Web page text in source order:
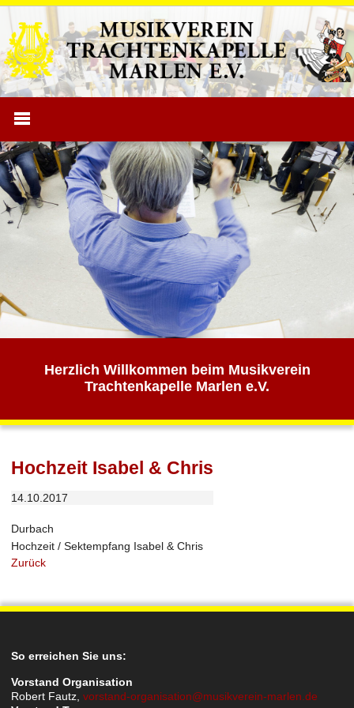
Herzlich Willkommen beim Musikverein
Trachtenkapelle Marlen e.V.
Hochzeit Isabel & Chris
14.10.2017
Durbach
Hochzeit / Sektempfang Isabel & Chris
Zurück
So erreichen Sie uns:
Vorstand Organisation
Robert Fautz, vorstand-organisation@musikverein-marlen.de